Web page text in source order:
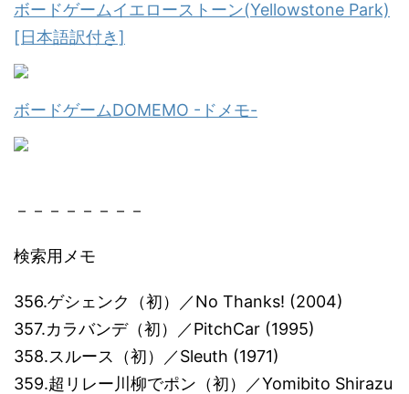
ボードゲームイエローストーン(Yellowstone Park)
[日本語訳付き]
ボードゲームDOMEMO -ドメモ-
－－－－－－－－
検索用メモ
356.ゲシェンク（初）／No Thanks! (2004)
357.カラバンデ（初）／PitchCar (1995)
358.スルース（初）／Sleuth (1971)
359.超リレー川柳でポン（初）／Yomibito Shirazu